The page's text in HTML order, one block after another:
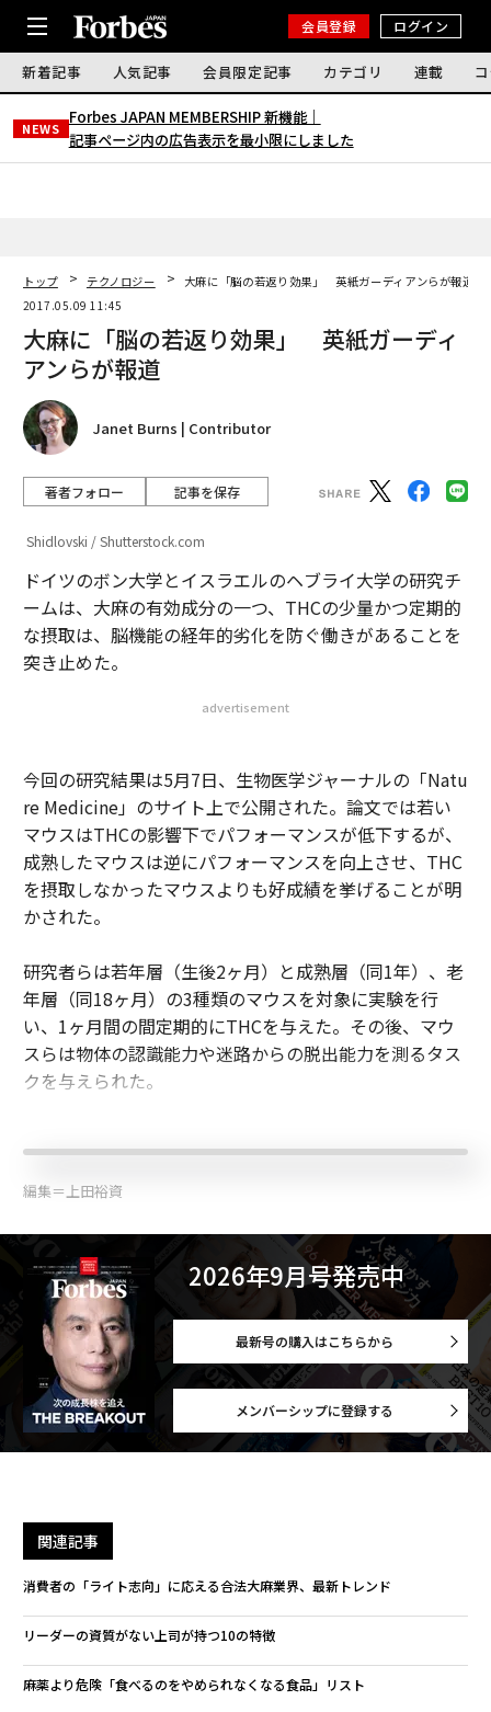
会員登録 ログイン
新着記事 人気記事 会員限定記事 カテゴリ 連載
NEWS
Forbes JAPAN MEMBERSHIP 新機能｜
記事ページ内の広告表示を最小限にしました
トップ テクノロジー
大麻に「脳の若返り効果」 英紙ガーディアンらが報道
2017.05.09 11:45
大麻に「脳の若返り効果」 英紙ガーディ
アンらが報道
Janet Burns | Contributor
著者フォロー 記事を保存
Shidlovski / Shutterstock.com
ドイツのボン大学とイスラエルのヘブライ大学の研究チ
ームは、大麻の有効成分の一つ、THCの少量かつ定期的
な摂取は、脳機能の経年的劣化を防ぐ働きがあることを
突き止めた。
advertisement
今回の研究結果は5月7日、生物医学ジャーナルの「Natu
re Medicine」のサイト上で公開された。論文では若い
マウスはTHCの影響下でパフォーマンスが低下するが、
成熟したマウスは逆にパフォーマンスを向上させ、THC
を摂取しなかったマウスよりも好成績を挙げることが明
かされた。
研究者らは若年層（生後2ヶ月）と成熟層（同1年）、老
年層（同18ヶ月）の3種類のマウスを対象に実験を行
い、1ヶ月間の間定期的にTHCを与えた。その後、マウ
スらは物体の認識能力や迷路からの脱出能力を測るタス
クを与えられた。